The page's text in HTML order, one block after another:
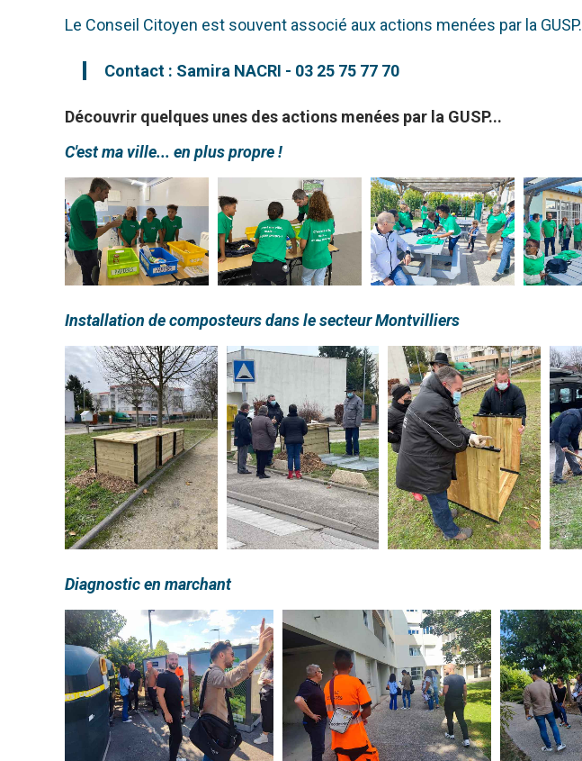
Le Conseil Citoyen est souvent associé aux actions menées par la GUSP.
Contact : Samira NACRI - 03 25 75 77 70
Découvrir quelques unes des actions menées par la GUSP...
C'est ma ville... en plus propre !
Installation de composteurs dans le secteur Montvilliers
Diagnostic en marchant